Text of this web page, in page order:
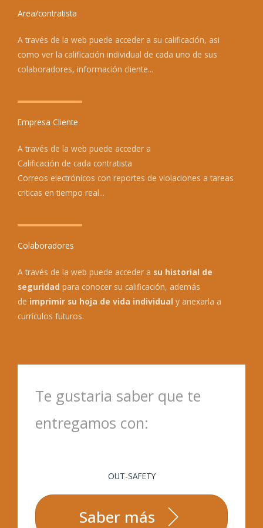
Area/contratista
A través de la web puede acceder a su calificación, asi
como ver la calificación individual de cada uno de sus
colaboradores, información cliente...
Empresa Cliente
A través de la web puede acceder a
Calificación de cada contratista
Correos electrónicos con reportes de violaciones a tareas
criticas en tiempo real...
Colaboradores
A través de la web puede acceder a su historial de
seguridad para conocer su calificación, además
de imprimir su hoja de vida individual y anexarla a
currículos futuros.
Te gustaria saber que te
entregamos con:
OUT-SAFETY
Saber más